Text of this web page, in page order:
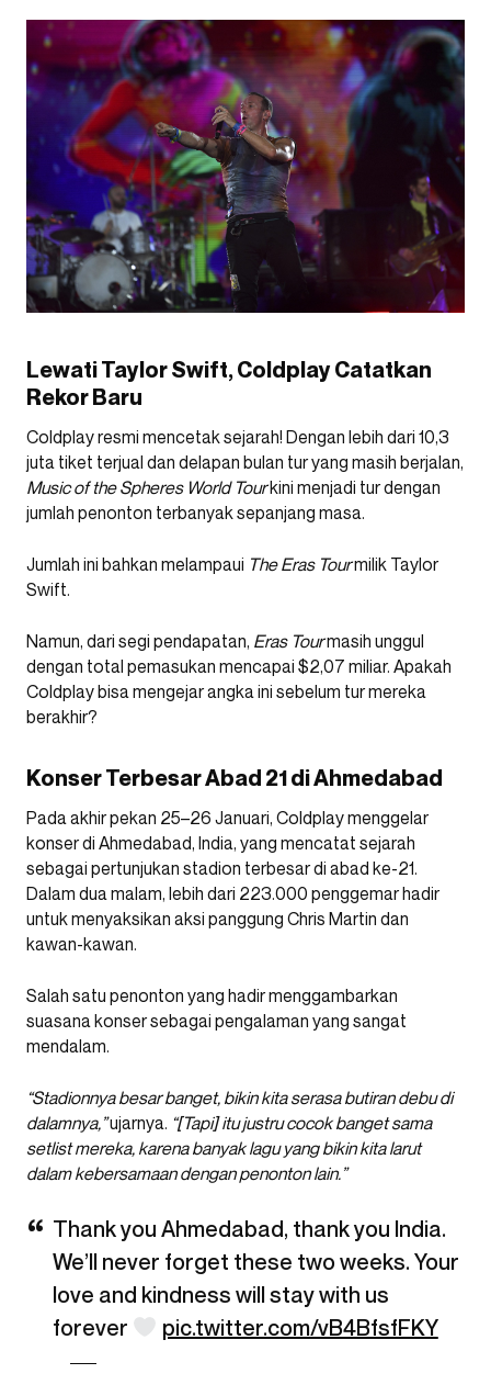
Lewati Taylor Swift, Coldplay Catatkan
Rekor Baru
Coldplay resmi mencetak sejarah! Dengan lebih dari 10,3
juta tiket terjual dan delapan bulan tur yang masih berjalan,
Music of the Spheres World Tourkini menjadi tur dengan
jumlah penonton terbanyak sepanjang masa.
Jumlah ini bahkan melampaui The Eras Tourmilik Taylor
Swift.
Namun, dari segi pendapatan, Eras Tourmasih unggul
dengan total pemasukan mencapai $2,07 miliar. Apakah
Coldplay bisa mengejar angka ini sebelum tur mereka
berakhir?
Konser Terbesar Abad 21 di Ahmedabad
Pada akhir pekan 25–26 Januari, Coldplay menggelar
konser di Ahmedabad, India, yang mencatat sejarah
sebagai pertunjukan stadion terbesar di abad ke-21.
Dalam dua malam, lebih dari 223.000 penggemar hadir
untuk menyaksikan aksi panggung Chris Martin dan
kawan-kawan.
Salah satu penonton yang hadir menggambarkan
suasana konser sebagai pengalaman yang sangat
mendalam.
“Stadionnya besar banget, bikin kita serasa butiran debu di
dalamnya,”ujarnya. “[Tapi] itu justru cocok banget sama
setlist mereka, karena banyak lagu yang bikin kita larut
dalam kebersamaan dengan penonton lain.”
Thank you Ahmedabad, thank you India.
We’ll never forget these two weeks. Your
love and kindness will stay with us
forever
pic.twitter.com/vB4BfsfFKY